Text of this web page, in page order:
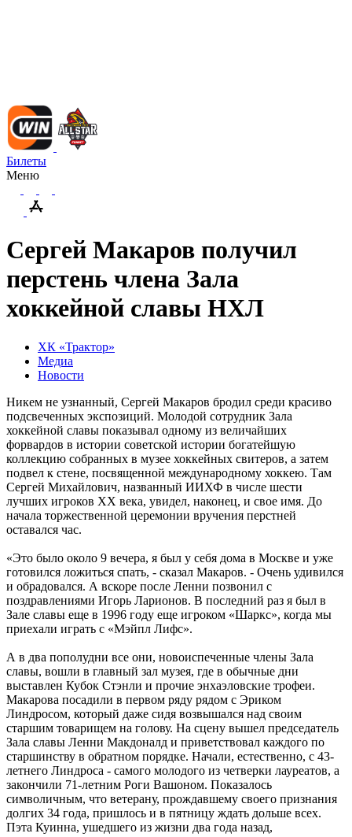
Билеты
Меню
Сергей Макаров получил
перстень члена Зала
хоккейной славы НХЛ
ХК «Трактор»
Медиа
Новости
Никем не узнанный, Сергей Макаров бродил среди красиво
подсвеченных экспозиций. Молодой сотрудник Зала
хоккейной славы показывал одному из величайших
форвардов в истории советской истории богатейшую
коллекцию собранных в музее хоккейных свитеров, а затем
подвел к стене, посвященной международному хоккею. Там
Сергей Михайлович, названный ИИХФ в числе шести
лучших игроков ХХ века, увидел, наконец, и свое имя. До
начала торжественной церемонии вручения перстней
оставался час.
«Это было около 9 вечера, я был у себя дома в Москве и уже
готовился ложиться спать, - сказал Макаров. - Очень удивился
и обрадовался. А вскоре после Ленни позвонил с
поздравлениями Игорь Ларионов. В последний раз я был в
Зале славы еще в 1996 году еще игроком «Шаркс», когда мы
приехали играть с «Мэйпл Лифс».
А в два пополудни все они, новоиспеченные члены Зала
славы, вошли в главный зал музея, где в обычные дни
выставлен Кубок Стэнли и прочие энхаэловские трофеи.
Макарова посадили в первом ряду рядом с Эриком
Линдросом, который даже сидя возвышался над своим
старшим товарищем на голову. На сцену вышел председатель
Зала славы Ленни Макдоналд и приветствовал каждого по
старшинству в обратном порядке. Начали, естественно, с 43-
летнего Линдроса - самого молодого из четверки лауреатов, а
закончили 71-летним Роги Вашоном. Показалось
символичным, что ветерану, прождавшему своего признания
долгих 34 года, пришлось и в пятницу ждать дольше всех.
Пэта Куинна, ушедшего из жизни два года назад,